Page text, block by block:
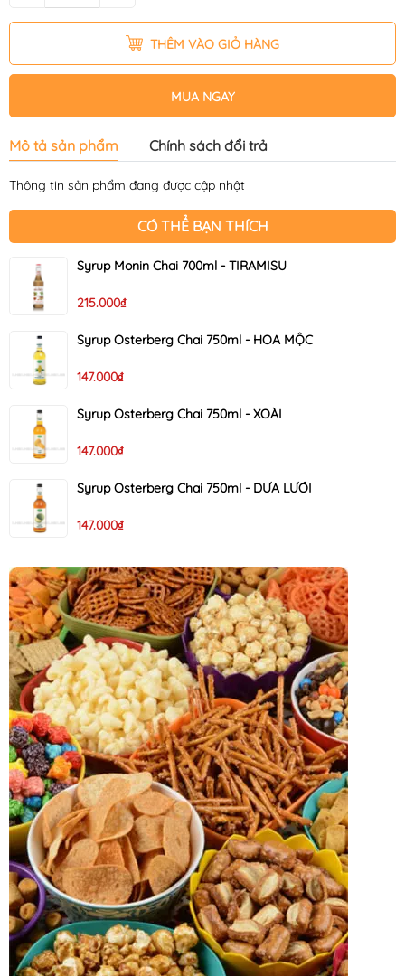
THÊM VÀO GIỎ HÀNG
MUA NGAY
Mô tả sản phẩm Chính sách đổi trả
Thông tin sản phẩm đang được cập nhật
CÓ THỂ BẠN THÍCH
Syrup Monin Chai 700ml - TIRAMISU
215.000₫
Syrup Osterberg Chai 750ml - HOA MỘC
147.000₫
Syrup Osterberg Chai 750ml - XOÀI
147.000₫
Syrup Osterberg Chai 750ml - DƯA LƯỚI
147.000₫